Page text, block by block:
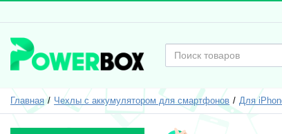
Главная Чехлы с аккумулятором для смартфонов Для